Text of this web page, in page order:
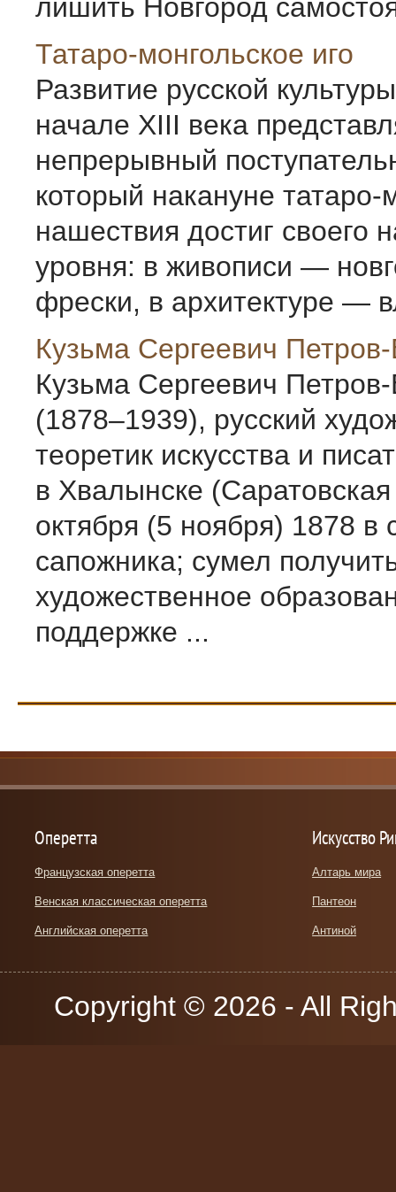
лишить Новгород
Татаро-монгольское иго
Развитие русской
начале XIII века
непрерывный
который накануне татаро-
нашествия достиг своего
уровня: в живописи —
фрески, в архитектуре —
Кузьма Сергеевич
Кузьма Сергеевич
(1878–1939), русский
теоретик искусства и
в Хвалынске
октября (5 ноября) 1878 в
сапожника; сумел
художественное
поддержке ...
Оперетта
Французская оперетта
Венская классическая оперетта
Английская оперетта
Искусство
Алтарь мира
Пантеон
Антиной
Copyright © 2026 - All